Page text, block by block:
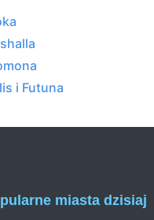
i Futuna
miasta dzisiaj